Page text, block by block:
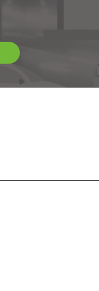
4843 Faixas
alv..